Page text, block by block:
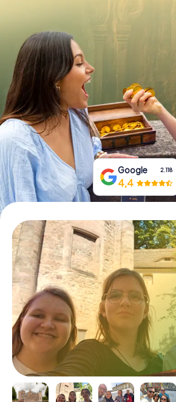
IT
Prenota Biglietti
Acquista i Voucher
Google 2.118
4,4